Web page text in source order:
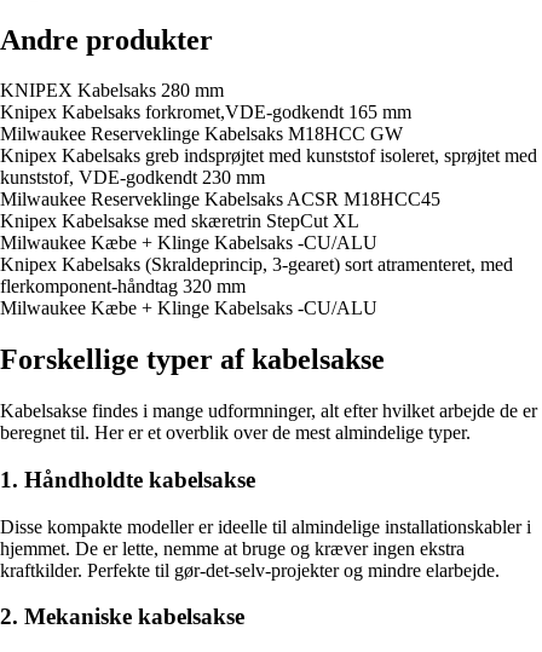
Andre produkter
KNIPEX Kabelsaks 280 mm
Knipex Kabelsaks forkromet,VDE-godkendt 165 mm
Milwaukee Reserveklinge Kabelsaks M18HCC GW
Knipex Kabelsaks greb indsprøjtet med kunststof isoleret, sprøjtet med
kunststof, VDE-godkendt 230 mm
Milwaukee Reserveklinge Kabelsaks ACSR M18HCC45
Knipex Kabelsakse med skæretrin StepCut XL
Milwaukee Kæbe + Klinge Kabelsaks -CU/ALU
Knipex Kabelsaks (Skraldeprincip, 3-gearet) sort atramenteret, med
flerkomponent-håndtag 320 mm
Milwaukee Kæbe + Klinge Kabelsaks -CU/ALU
Forskellige typer af kabelsakse
Kabelsakse findes i mange udformninger, alt efter hvilket arbejde de er
beregnet til. Her er et overblik over de mest almindelige typer.
1. Håndholdte kabelsakse
Disse kompakte modeller er ideelle til almindelige installationskabler i
hjemmet. De er lette, nemme at bruge og kræver ingen ekstra
kraftkilder. Perfekte til gør-det-selv-projekter og mindre elarbejde.
2. Mekaniske kabelsakse